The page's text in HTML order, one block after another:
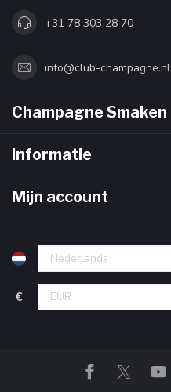
+31 78 303 28 70
info@club-champagne.nl
Champagne Smaken
Informatie
Mijn account
€